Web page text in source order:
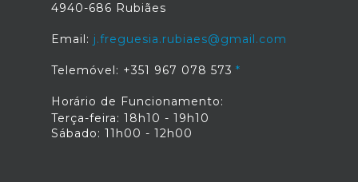
4940-686 Rubiães
Email: j.freguesia.rubiaes@gmail.com
Telemóvel: +351 967 078 573
Horário de Funcionamento:
Terça-feira: 18h10 - 19h10
Sábado: 11h00 - 12h00